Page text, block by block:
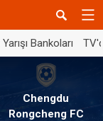
Bankoları
Chengdu
Rongcheng FC